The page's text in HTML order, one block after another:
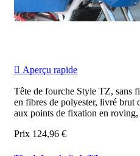
 Aperçu rapide
Tête de fourche Style TZ, sans
en fibres de polyester, livré brut
aux points de fixation en
Prix 124,96 €